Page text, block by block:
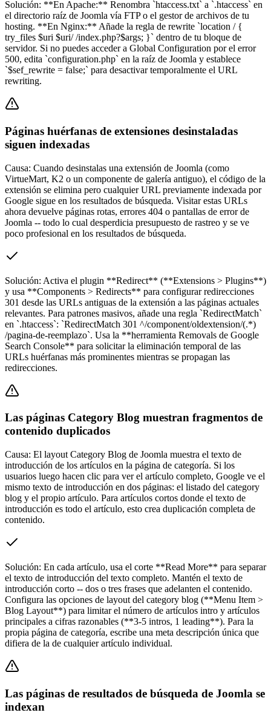
Solución: **En Apache:** Renombra `htaccess.txt` a `.htaccess` en
el directorio raíz de Joomla vía FTP o el gestor de archivos de tu
hosting. **En Nginx:** Añade la regla de rewrite `location / {
try_files $uri $uri/ /index.php?$args; }` dentro de tu bloque de
servidor. Si no puedes acceder a Global Configuration por el error
500, edita `configuration.php` en la raíz de Joomla y establece
`$sef_rewrite = false;` para desactivar temporalmente el URL
rewriting.
Páginas huérfanas de extensiones desinstaladas
siguen indexadas
Causa: Cuando desinstalas una extensión de Joomla (como
VirtueMart, K2 o un componente de galería antiguo), el código de la
extensión se elimina pero cualquier URL previamente indexada por
Google sigue en los resultados de búsqueda. Visitar estas URLs
ahora devuelve páginas rotas, errores 404 o pantallas de error de
Joomla -- todo lo cual desperdicia presupuesto de rastreo y se ve
poco profesional en los resultados de búsqueda.
Solución: Activa el plugin **Redirect** (**Extensions > Plugins**)
y usa **Components > Redirects** para configurar redirecciones
301 desde las URLs antiguas de la extensión a las páginas actuales
relevantes. Para patrones masivos, añade una regla `RedirectMatch`
en `.htaccess`: `RedirectMatch 301 ^/component/oldextension/(.*)
/pagina-de-reemplazo`. Usa la **herramienta Removals de Google
Search Console** para solicitar la eliminación temporal de las
URLs huérfanas más prominentes mientras se propagan las
redirecciones.
Las páginas Category Blog muestran fragmentos de
contenido duplicados
Causa: El layout Category Blog de Joomla muestra el texto de
introducción de los artículos en la página de categoría. Si los
usuarios luego hacen clic para ver el artículo completo, Google ve el
mismo texto de introducción en dos páginas: el listado del category
blog y el propio artículo. Para artículos cortos donde el texto de
introducción es todo el artículo, esto crea duplicación completa de
contenido.
Solución: En cada artículo, usa el corte **Read More** para separar
el texto de introducción del texto completo. Mantén el texto de
introducción corto -- dos o tres frases que adelanten el contenido.
Configura las opciones de layout del category blog (**Menu Item >
Blog Layout**) para limitar el número de artículos intro y artículos
principales a cifras razonables (**3-5 intros, 1 leading**). Para la
propia página de categoría, escribe una meta descripción única que
difiera de la de cualquier artículo individual.
Las páginas de resultados de búsqueda de Joomla se
indexan